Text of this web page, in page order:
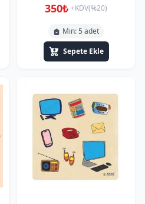
350₺ +KDV(%20)
Min: 5 adet
Sepete Ekle